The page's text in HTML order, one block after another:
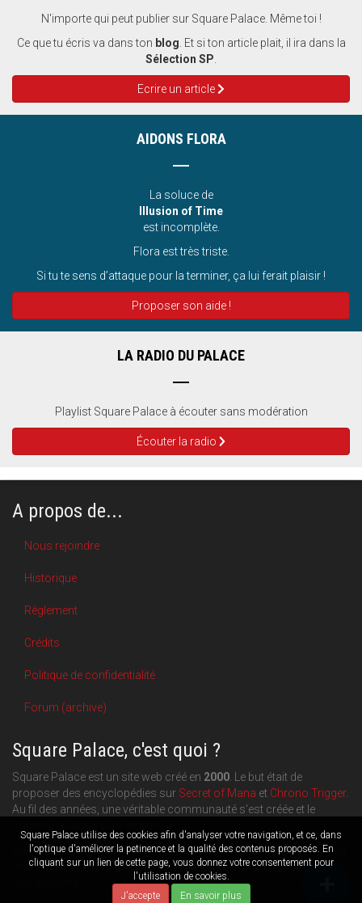
Square Palace utilise des cookies afin d'analyser votre navigation, et ce, dans
l'optique d'améliorer la petinence et la qualité des contenus proposés. En
cliquant sur un lien de cette page, vous donnez votre consentement pour
l'utilisation de cookies.
J'accepte
En savoir plus
N'importe qui peut publier sur Square Palace. Même toi !
Ce que tu écris va dans ton blog . Et si ton article plait, il ira dans la
Sélection SP
Ecrire un article
AIDONS FLORA
La soluce de
Illusion of Time
est incomplète.
Flora est très triste.
Si tu te sens d’attaque pour la terminer, ça lui ferait plaisir !
Proposer son aide !
LA RADIO DU PALACE
Playlist Square Palace à écouter sans modération
Écouter la radio
A propos de...
Nous rejoindre
Historique
Règlement
Crédits
Politique de confidentialité
Forum (archive)
Square Palace, c'est quoi ?
Square Palace est un site web créé en 2000 . Le but était de
proposer des encyclopédies sur Secret of Mana et Chrono Trigger.
Au fil des années, une véritable communauté s'est créée et le
Aujourd'hui, Square Palace c'est aussi une plateforme de blogging
orientéeRPG, Retrogamingetculture geek: chacun publie ce